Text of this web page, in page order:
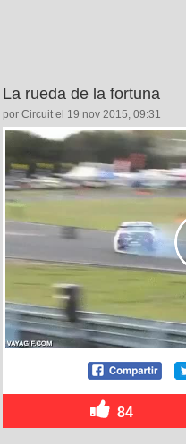
La rueda de la fortuna
por Circuit el 19 nov 2015, 09:31
84